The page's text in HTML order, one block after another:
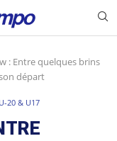
: Entre quelques brins
départ
20 & U17